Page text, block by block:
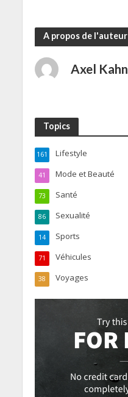
A propos de l'auteur
Axel Kahn
Topics
Lifestyle
161
Mode et Beauté
41
Santé
73
Sexualité
86
Sports
14
Véhicules
71
Voyages
38